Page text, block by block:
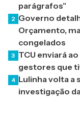
parágrafos”
2 Governo
Orçamento,
congelados
3 TCU enviará
gestores que
4 Lulinha volta a
investigação